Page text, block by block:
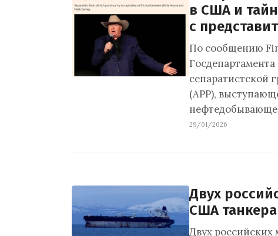
в США и
с
По сообщению
сепаратистской
(APP),
29/01/2026
Двух
США
Двух